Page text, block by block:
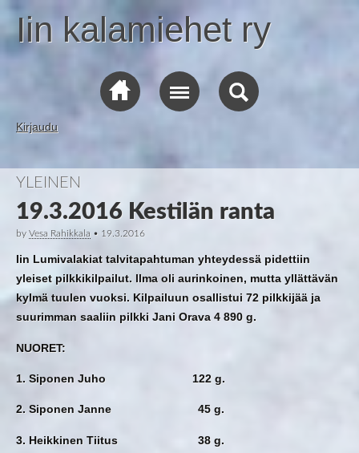
Iin kalamiehet ry
Kirjaudu
YLEINEN
19.3.2016 Kestilän ranta
by Vesa Rahikkala • 19.3.2016
Iin Lumivalakiat talvitapahtuman yhteydessä pidettiin
yleiset pilkkikilpailut. llma oli aurinkoinen, mutta yllättävän
kylmä tuulen vuoksi. Kilpailuun osallistui 72 pilkkijää ja
suurimman saaliin pilkki Jani Orava 4 890 g.
NUORET:
1. Siponen Juho 122 g.
2. Siponen Janne 45 g.
3. Heikkinen Tiitus 38 g.